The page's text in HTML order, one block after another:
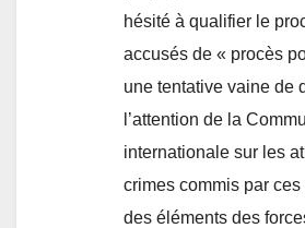
hésité à qualifier le
accusés de « procès
une tentative vaine de
l’attention de la
internationale sur les
crimes commis par
des éléments des